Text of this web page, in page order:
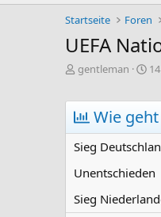
Startseite
Foren
UEFA
E
t
e
l
e
r
gentleman
E
t
e
l
t
a
m
Wie
Sieg
Unentschieden
Sieg